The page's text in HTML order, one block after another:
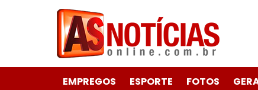
EMPREGOS ESPORTE FOTOS